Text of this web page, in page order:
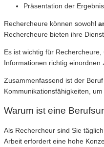
Präsentation der
Rechercheure können sowohl
Rechercheure bieten ihre
Es ist wichtig für Rechercheure,
Informationen richtig einordnen
Zusammenfassend ist der
Kommunikationsfähigkeiten,
Warum ist eine
Als Rechercheur sind Sie
Arbeit erfordert eine hohe